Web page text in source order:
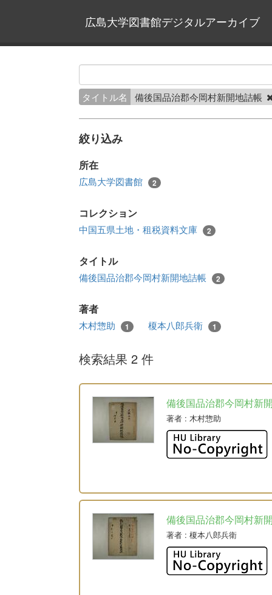
広島大学図書館デジタルアーカイブ
タイトル名 備後国品治郡今岡村新開地詰帳
絞り込み
所在
広島大学図書館 2
コレクション
中国五県土地・租税資料文庫 2
タイトル
備後国品治郡今岡村新開地詰帳 2
著者
木村惣助 1 榎本八郎兵衛 1
検索結果 2 件
備後国品治郡今岡村新
著者 : 木村惣助
備後国品治郡今岡村新
著者 : 榎本八郎兵衛